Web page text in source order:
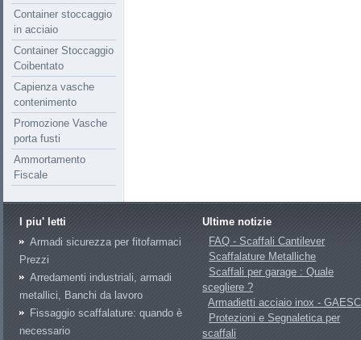
Container stoccaggio
in acciaio
Container Stoccaggio
Coibentato
Capienza vasche
contenimento
Promozione Vasche
porta fusti
Ammortamento
Fiscale
I piu' letti
Armadi sicurezza per fitofarmaci
Prezzi
Arredamenti industriali, armadi
metallici, Banchi da lavoro
Fissaggio scaffalature: quando è
necessario
Ultime notizie
FAQ - Scaffali Cantilever
Scaffalature Metalliche
Scaffali per garage : Quale
scegliere ?
Armadietti acciaio inox -
Protezioni e Segnaletica per
scaffali